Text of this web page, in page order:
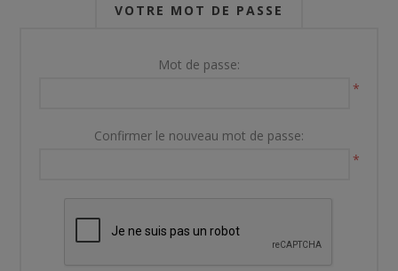
VOTRE MOT DE PASSE
Mot de passe:
*
Confirmer le nouveau mot de passe:
*